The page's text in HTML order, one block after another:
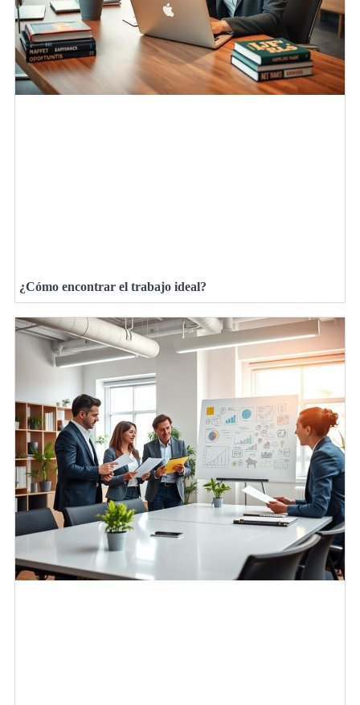
¿Cómo encontrar el trabajo ideal?